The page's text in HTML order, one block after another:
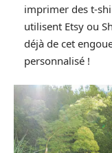
imprimer des t-
utilisent Etsy ou
déjà de cet
personnalisé !